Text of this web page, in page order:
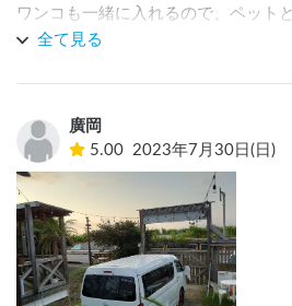
ワンコも一緒に入れるので、ペット
にオススメです👍
に持ってきてもらって食べましたが
朝早いチェックアウトにも対応して
😁
高知で車中泊するならまた行きたいで
全て見る
廣岡
5.00 2023年7月30日(日)